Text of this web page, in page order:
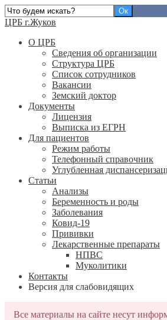
ЦРБ г.Жуков
О ЦРБ
Сведения об организации
Структура ЦРБ
Список сотрудников
Вакансии
Земский доктор
Документы
Лицензия
Выписка из ЕГРН
Для пациентов
Режим работы
Телефонный справочник
Углубленная
Статьи
Анализы
Беременность и роды
Заболевания
Ковид-19
Прививки
Лекарственные препараты
НПВС
Муколитики
Контакты
Версия для слабовидящих
Все материалы на сайте несут